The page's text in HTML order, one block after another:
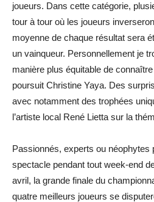
joueurs. Dans cette catégorie,
tour à tour où les joueurs
moyenne de chaque résultat sera
un vainqueur. Personnellement je
manière plus équitable de
poursuit Christine Yaya. Des
avec notamment des trophées
l’artiste local René Lietta sur la
Passionnés, experts ou néophytes
spectacle pendant tout week-end
avril, la grande finale du
quatre meilleurs joueurs se